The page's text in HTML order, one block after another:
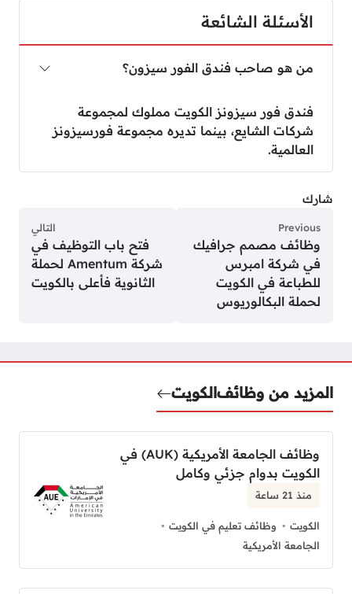
الأسئلة الشائعة
من هو صاحب فندق الفور سيزون؟
فندق فور سيزونز الكويت مملوك لمجموعة
شركات الشايع، بينما تديره مجموعة فورسيزونز
العالمية.
شارك
Previous
وظائف مصمم جرافيك
في شركة امبرس
للطباعة في الكويت
لحملة البكالوريوس
التالي
فتح باب التوظيف في
شركة Amentum لحملة
الثانوية فأعلى بالكويت
المزيد من وظائفالكويت
وظائف الجامعة الأمريكية (AUK) في
الكويت بدوام جزئي وكامل
منذ 21 ساعة
الكويت
وظائف تعليم في الكويت
الجامعة الأمريكية